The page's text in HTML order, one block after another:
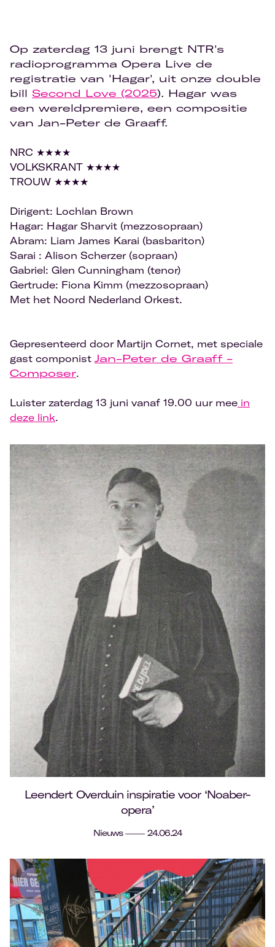
Op zaterdag 13 juni brengt NTR's
radioprogramma Opera Live de
registratie van 'Hagar', uit onze double
bill Second Love (2025). Hagar was
een wereldpremiere, een compositie
van Jan-Peter de Graaff.
NRC ★★★★
VOLKSKRANT ★★★★
TROUW ★★★★
Dirigent: Lochlan Brown
Hagar: Hagar Sharvit (mezzosopraan)
Abram: Liam James Karai (basbariton)
Sarai : Alison Scherzer (sopraan)
Gabriel: Glen Cunningham (tenor)
Gertrude: Fiona Kimm (mezzosopraan)
Met het Noord Nederland Orkest.
Gepresenteerd door Martijn Cornet, met speciale
gast componist Jan-Peter de Graaff -
Composer.
Luister zaterdag 13 juni vanaf 19.00 uur mee in
deze link.
Leendert Overduin inspiratie voor ‘Noaber-
opera’
Nieuws 24.06.24